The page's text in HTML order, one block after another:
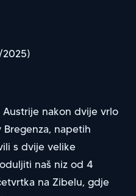
2025)
Austrije nakon dvije vrlo
napetih
s dvije velike
naš niz od 4
na Zibelu, gdje